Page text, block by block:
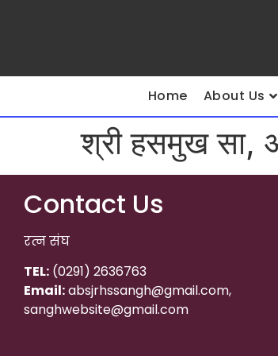
Home About Us
श्री हसमुख सा,
Contact Us
रत्न संघ
TEL: (0291) 2636763
Email:absjrhssangh@gmail.com,
sanghwebsite@gmail.com